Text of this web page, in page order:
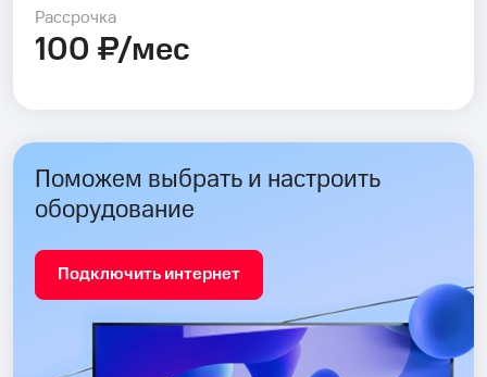
Рассрочка
100 ₽/мес
Поможем выбрать и настроить
оборудование
Подключить интернет